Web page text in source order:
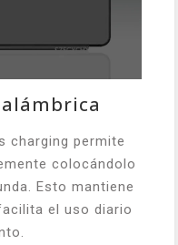
charging permite
colocándolo
Esto mantiene
el uso diario